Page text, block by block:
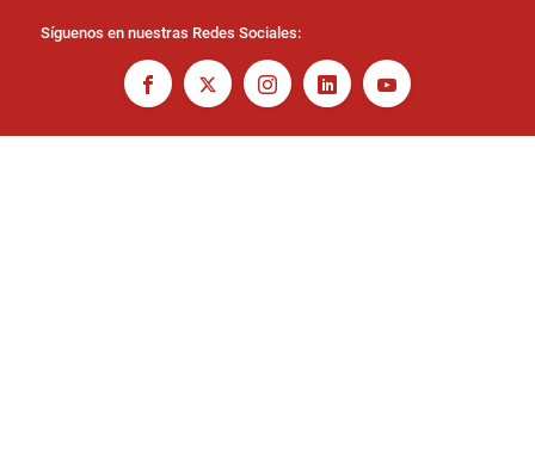
Síguenos en nuestras Redes Sociales: